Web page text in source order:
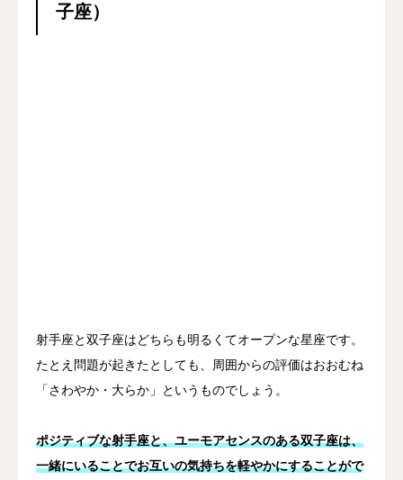
子座）
射手座と双子座はどちらも明るくてオープンな星座です。
たとえ問題が起きたとしても、周囲からの評価はおおむね
「さわやか・大らか」というものでしょう。
ポジティブな射手座と、ユーモアセンスのある双子座は、
一緒にいることでお互いの気持ちを軽やかにすることがで